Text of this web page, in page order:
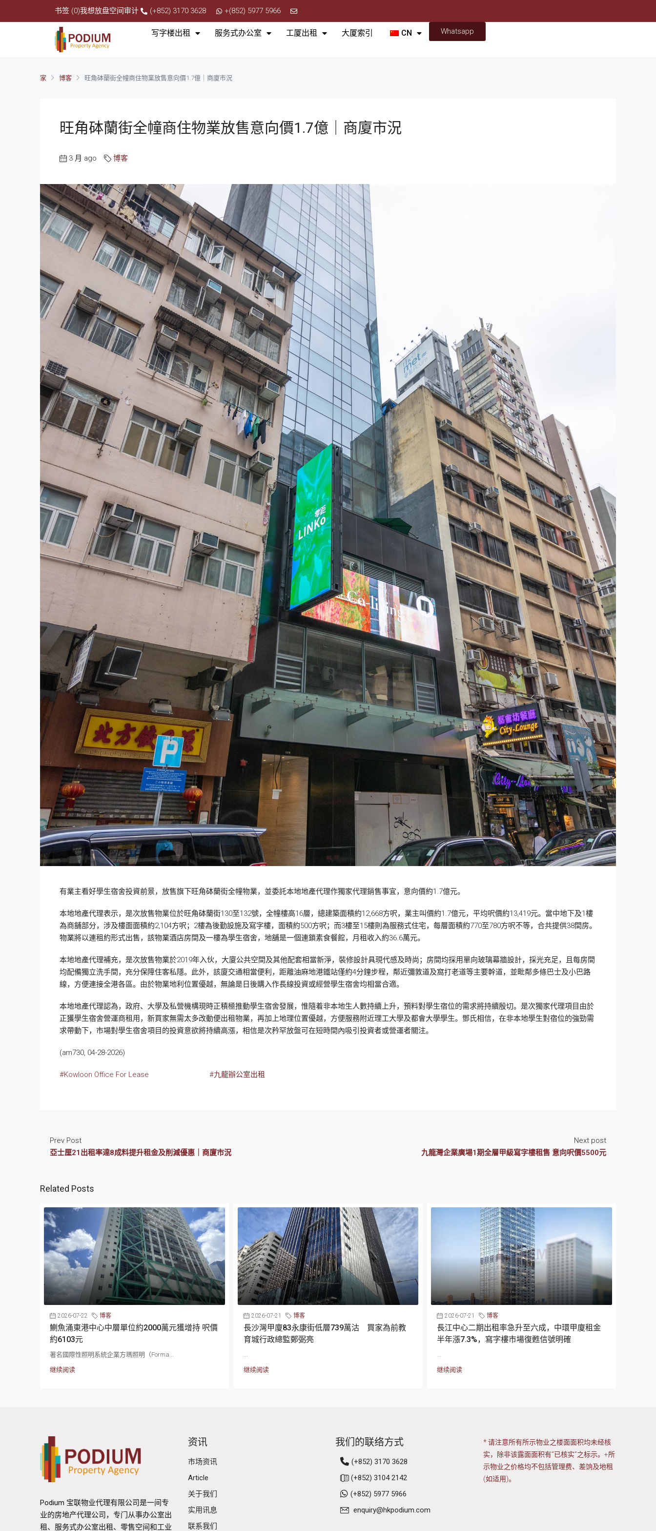
书签 (0)我想放盘空间审计 (+852) 3170 3628 +(852) 5977 5966
写字楼出租 服务式办公室 工厦出租 大厦索引 CN Whatsapp
家 博客 旺角砵蘭街全幢商住物業放售意向價1.7億｜商廈市況
旺角砵蘭街全幢商住物業放售意向價1.7億｜商廈市況
3 月 ago 博客
有業主看好學生宿舍投資前景，放售旗下旺角砵蘭街全幢物業，並委託本地地產代理作獨家代理銷售事宜，意向價約1.7億元。
本地地產代理表示，是次放售物業位於旺角砵蘭街130至132號，全幢樓高16層，總建築面積約12,668方呎，業主叫價約1.7億元，平均呎價約13,419元。當中地下及1樓
為商舖部分，涉及樓面面積約2,104方呎；2樓為後勤設施及寫字樓，面積約500方呎；而3樓至15樓則為服務式住宅，每層面積約770至780方呎不等，合共提供38間房。
物業將以連租約形式出售，該物業酒店房間及一樓為學生宿舍，地舖是一個連鎖素食餐館，月租收入約36.6萬元。
本地地產代理補充，是次放售物業於2019年入伙，大廈公共空間及其他配套相當新淨，裝修設計具現代感及時尚；房間均採用單向玻璃幕牆設計，採光充足，且每房間
均配備獨立洗手間，充分保障住客私隱。此外，該廈交通相當便利，距離油麻地港鐵站僅約4分鐘步程，鄰近彌敦道及窩打老道等主要幹道，並毗鄰多條巴士及小巴路
線，方便連接全港各區。由於物業地利位置優越，無論是日後購入作長線投資或經營學生宿舍均相當合適。
本地地產代理認為，政府、大學及私營機構現時正積極推動學生宿舍發展，惟隨着非本地生人數持續上升，預料對學生宿位的需求將持續殷切。是次獨家代理項目由於
正獲學生宿舍營運商租用，新買家無需太多改動便出租物業，再加上地理位置優越，方便服務附近理工大學及都會大學學生。鄧氏相信，在非本地學生對宿位的強勁需
求帶動下，市場對學生宿舍項目的投資意欲將持續高漲，相信是次矜罕放盤可在短時間內吸引投資者或營運者關注。
(am730, 04-28-2026)
#Kowloon Office For Lease #九龍辦公室出租
Prev Post
亞士厘21出租率達8成料提升租金及削減優惠｜商廈市況
Next post
九龍灣企業廣場1期全層甲級寫字樓租售 意向呎價5500元
Related Posts
2026-07-22 博客
鰂魚涌東港中心中層單位約2000萬元獲增持 呎價
約6103元
著名國際性照明系統企業方瑪照明（Forma...
继续阅读
2026-07-21 博客
長沙灣甲廈83永康街低層739萬沽 買家為前教
育城行政總監鄭弼亮
继续阅读
2026-07-21 博客
長江中心二期出租率急升至六成，中環甲廈租金
半年漲7.3%，寫字樓市場復甦信號明確
继续阅读
Podium 宝联物业代理有限公司是一间专
业的房地产代理公司，专门从事办公室出
租、服务式办公室出租、零售空间和工业
资讯
市场资讯
Article
关于我们
实用讯息
联系我们
我们的联络方式
(+852) 3170 3628
(+852) 3104 2142
(+852) 5977 5966
enquiry@hkpodium.com
* 请注意所有所示物业之楼面面积均未经核
实，除非该露面面积有“已核实”之标示。+所
示物业之价格均不包括管理费、差饷及地租
(如适用)。